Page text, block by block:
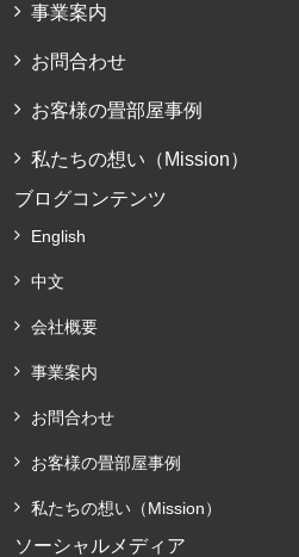
事業案内
お問合わせ
お客様の畳部屋事例
私たちの想い（Mission）
ブログコンテンツ
English
中文
会社概要
事業案内
お問合わせ
お客様の畳部屋事例
私たちの想い（Mission）
ソーシャルメディア